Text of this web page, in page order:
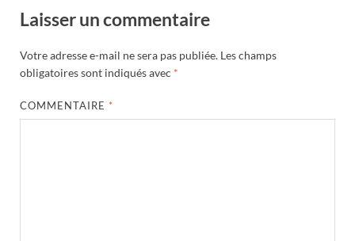
Laisser un commentaire
Votre adresse e-mail ne sera pas publiée. Les champs
obligatoires sont indiqués avec *
COMMENTAIRE *